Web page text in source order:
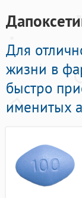
Для
жизни в
быстро
именитых